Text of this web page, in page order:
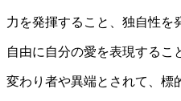
力を発揮すること、独自性を
自由に自分の愛を表現するこ
変わり者や異端とされて、標